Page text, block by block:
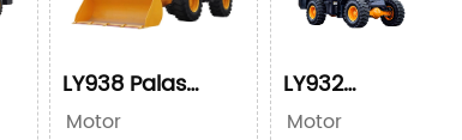
YN92KW/123HP
LY938 Palas
Cargadoras
Motor
YN27T
LY932
Cargadora
Motor